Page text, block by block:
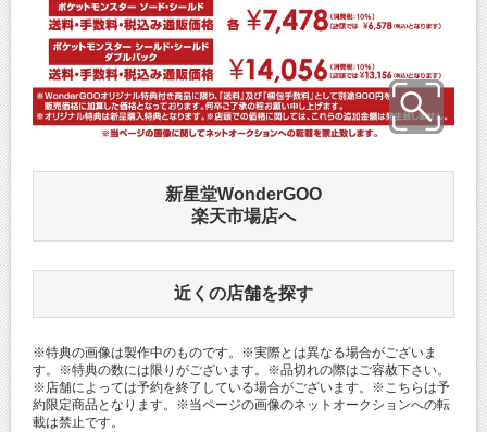
新星堂WonderGOO
楽天市場店へ
近くの店舗を探す
※特典の画像は製作中のものです。※実際とは異なる場合がございま
す。※特典の数には限りがございます。※品切れの際はご容赦下さい。
※店舗によっては予約を終了している場合がございます。※こちらは予
約限定商品となります。※当ページの画像のネットオークションへの転
載は禁止です。